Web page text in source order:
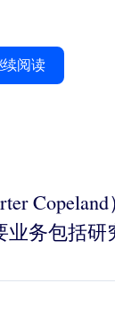
续阅读
Copeland）
务包括研